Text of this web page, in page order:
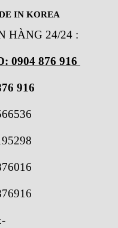
IN KOREA
HÀNG 24/24 :
0904 876 916
916